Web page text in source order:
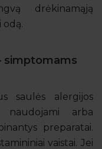
drėkinamąją
simptomams
saulės alergijos
naudojami arba
preparatai.
vaistai. Jei